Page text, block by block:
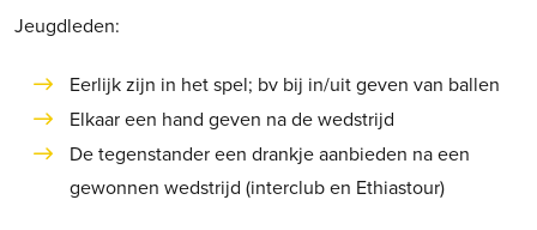
Jeugdleden:
Eerlijk zijn in het spel; bv bij in/uit geven van ballen
Elkaar een hand geven na de wedstrijd
De tegenstander een drankje aanbieden na een
gewonnen wedstrijd (interclub en Ethiastour)